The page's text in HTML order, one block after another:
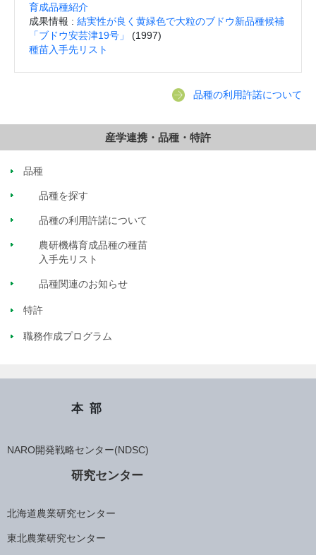
育成品種紹介
成果情報 : 結実性が良く黄緑色で大粒のブドウ新品種候補
「ブドウ安芸津19号」
(1997)
種苗入手先リスト
品種の利用許諾について
産学連携・品種・特許
品種
品種を探す
品種の利用許諾について
農研機構育成品種の種苗
入手先リスト
品種関連のお知らせ
特許
職務作成プログラム
本部
NARO開発戦略センター(NDSC)
研究センター
北海道農業研究センター
東北農業研究センター